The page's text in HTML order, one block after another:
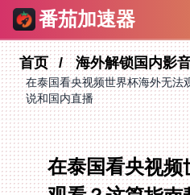
番茄加速器
首页 海外解锁国内影
在泰国看央视频世界杯海外无法
说和国内直播
在泰国看央视
观看？这篇指